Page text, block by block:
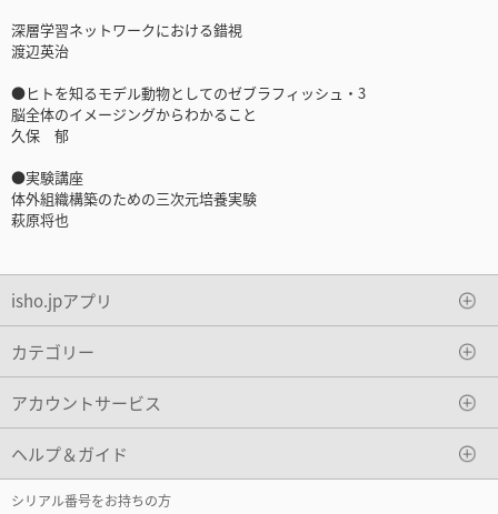
深層学習ネットワークにおける錯視
渡辺英治
●ヒトを知るモデル動物としてのゼブラフィッシュ・3
脳全体のイメージングからわかること
久保 郁
●実験講座
体外組織構築のための三次元培養実験
萩原将也
isho.jpアプリ
カテゴリー
アカウントサービス
ヘルプ＆ガイド
シリアル番号をお持ちの方